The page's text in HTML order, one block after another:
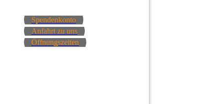
Spendenkonto
Anfahrt zu uns
Öffnungszeiten